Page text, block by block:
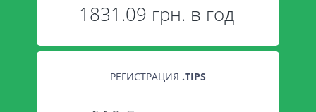
1831.09 грн. в год
РЕГИСТРАЦИЯ .TIPS